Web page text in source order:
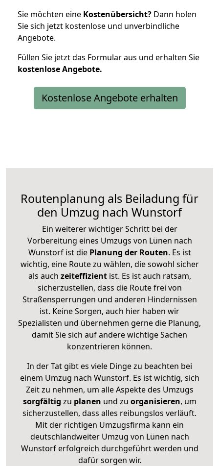
Sie möchten eine Kostenübersicht? Dann holen
Sie sich jetzt kostenlose und unverbindliche
Angebote.
Füllen Sie jetzt das Formular aus und erhalten Sie
kostenloseAngebote.
Kostenlose Angebote erhalten
Routenplanung als Beiladung für
den Umzug nach Wunstorf
Ein weiterer wichtiger Schritt bei der
Vorbereitung eines Umzugs von Lünen nach
Wunstorf ist diePlanung der Routen. Es ist
wichtig, eine Route zu wählen, die sowohl sicher
als auch zeiteffizientist. Es ist auch ratsam,
sicherzustellen, dass die Route frei von
Straßensperrungen und anderen Hindernissen
ist. Keine Sorgen, auch hier haben wir
Spezialisten und übernehmen gerne die Planung,
damit Sie sich auf andere wichtige Sachen
konzentrieren können.
In der Tat gibt es viele Dinge zu beachten bei
einem Umzug nach Wunstorf. Es ist wichtig, sich
Zeit zu nehmen, um alle Aspekte des Umzugs
sorgfältig zu planen und zu organisieren, um
sicherzustellen, dass alles reibungslos verläuft.
Mit der richtigen Umzugsfirma kann ein
deutschlandweiter Umzug von Lünen nach
Wunstorf erfolgreich durchgeführt werden und
dafür sorgen wir.